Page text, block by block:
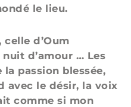
le lieu.
d’Oum
d’amour … Les
la passion blessée,
avec le désir, la voix
comme si mon